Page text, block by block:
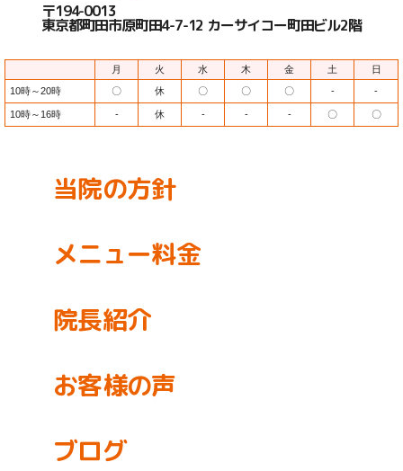
〒194-0013
東京都町田市原町田4-7-12 カーサイコー町田ビル2階
月 火 水 木 金 土
日
10時～20時
〇 休 〇 〇 〇 - -
10時～16時 - 休 - - - 〇 〇
当院の方針
メニュー料金
院長紹介
お客様の声
ブログ